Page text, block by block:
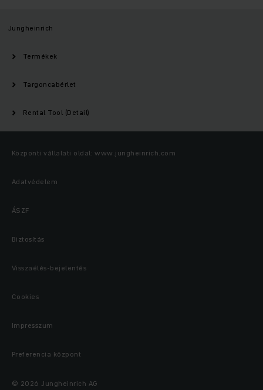
Jungheinrich
Termékek
Targoncabérlet
Rental Tool (Detail)
Központi vállalati oldal: www.jungheinrich.com
Adatvédelem
ÁSZF
Biztosítás
Visszaélés-bejelentés
Cookies
Impresszum
Preferencia központ
© 2026 Jungheinrich AG